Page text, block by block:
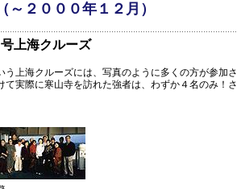
２０００年１２月）
上海クルーズ
上海クルーズには、写真のように多くの方が参加さ
実際に寒山寺を訪れた強者は、わずか４名のみ！さ